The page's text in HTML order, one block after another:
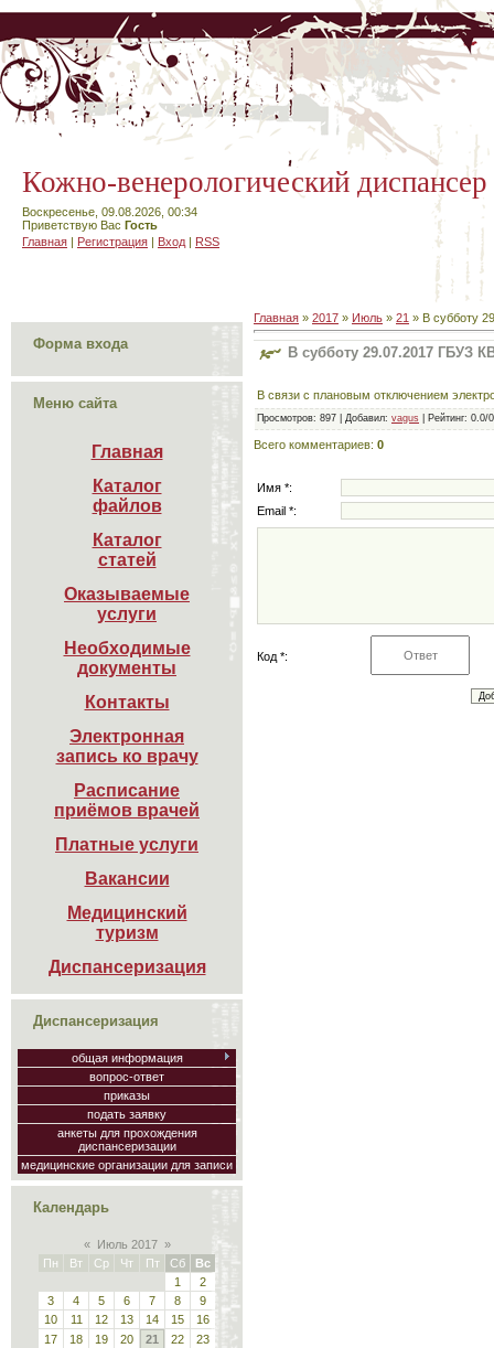
Кожно-венерологический
Воскресенье, 09.08.2026, 00:34
Приветствую Вас Гость
Главная | Регистрация | Вход | RSS
Форма входа
Меню сайта
Главная
Каталог
файлов
Каталог
статей
Оказываемые
услуги
Необходимые
документы
Контакты
Электронная
запись ко врачу
Расписание
приёмов врачей
Платные услуги
Вакансии
Медицинский
туризм
Диспансеризация
Диспансеризация
общая информация
вопрос-ответ
приказы
подать заявку
анкеты для прохождения
диспансеризации
медицинские организации для записи
Календарь
« Июль 2017 »
Пн
Вт Ср Чт Пт Сб
Вс
1
2
3
4 5 6 7 8
9
10
11 12 13 14 15
16
17
18 19 20 21 22
23
Главная » 2017 » Июль » 21 » В субботу
В субботу 29.07.2017 ГБУЗ
В связи с плановым отключением
Просмотров: 897 | Добавил: vagus Рейтинг: 0.0/0
Всего комментариев: 0
Имя *:
Email *:
Код *: